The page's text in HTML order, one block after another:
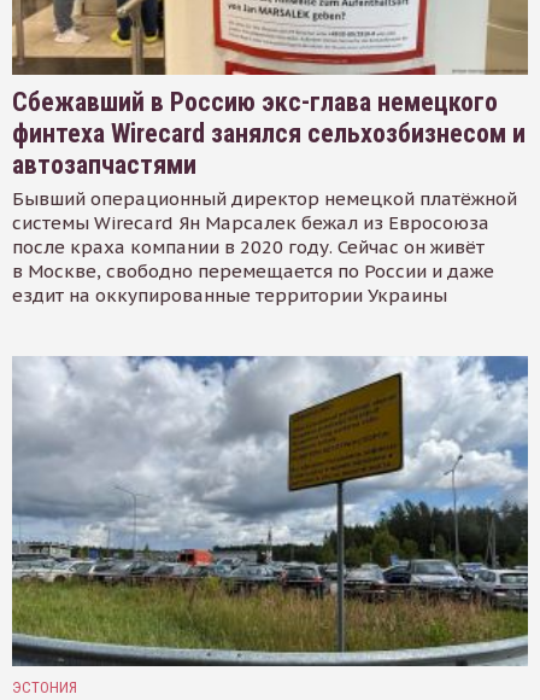
Сбежавший в Россию экс-глава немецкого
финтеха Wirecard занялся сельхозбизнесом и
автозапчастями
Бывший операционный директор немецкой платёжной
системы Wirecard Ян Марсалек бежал из Евросоюза
после краха компании в 2020 году. Сейчас он живёт
в Москве, свободно перемещается по России и даже
ездит на оккупированные территории Украины
ЭСТОНИЯ